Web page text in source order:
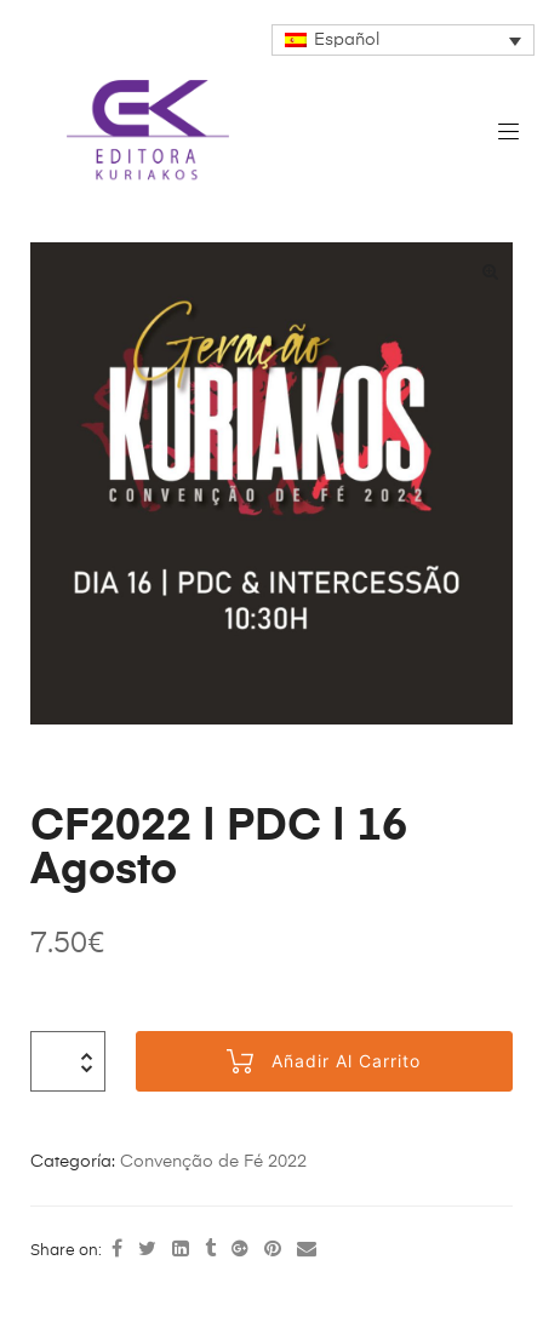
Español
CF2022 | PDC | 16
Agosto
7.50€
Añadir Al Carrito
Categoría: Convenção de Fé 2022
Share on: